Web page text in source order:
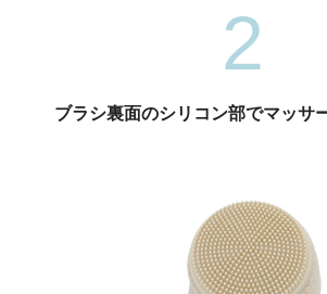
2
ブラシ裏面のシリコン部でマッサ